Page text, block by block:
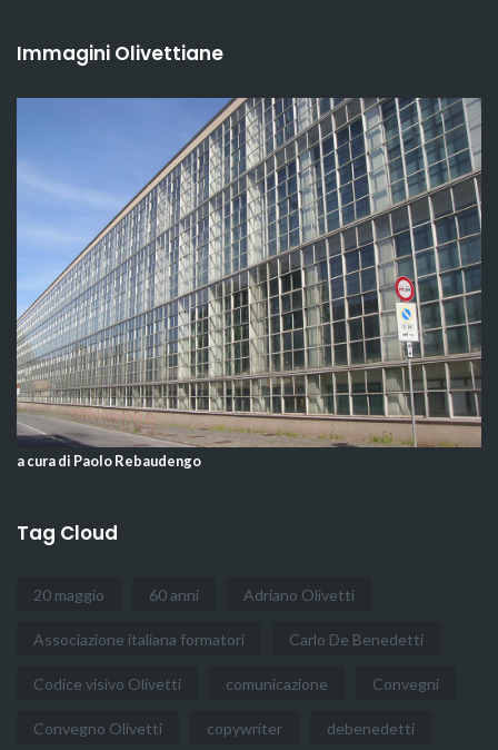
Immagini Olivettiane
a cura di Paolo Rebaudengo
Tag Cloud
20 maggio 60 anni Adriano Olivetti
Associazione italiana formatori Carlo De Benedetti
Codice visivo Olivetti comunicazione Convegni
Convegno Olivetti copywriter debenedetti